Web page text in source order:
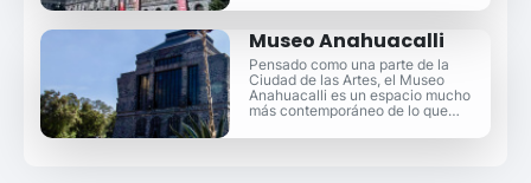
Museo Anahuacalli
Pensado como una parte de la
Ciudad de las Artes, el Museo
Anahuacalli es un espacio mucho
más contemporáneo de lo que